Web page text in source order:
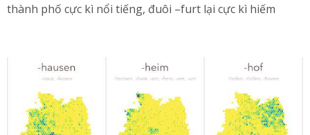
thành phố cực kì nổi tiếng, đuôi –furt lại cực kì hiếm